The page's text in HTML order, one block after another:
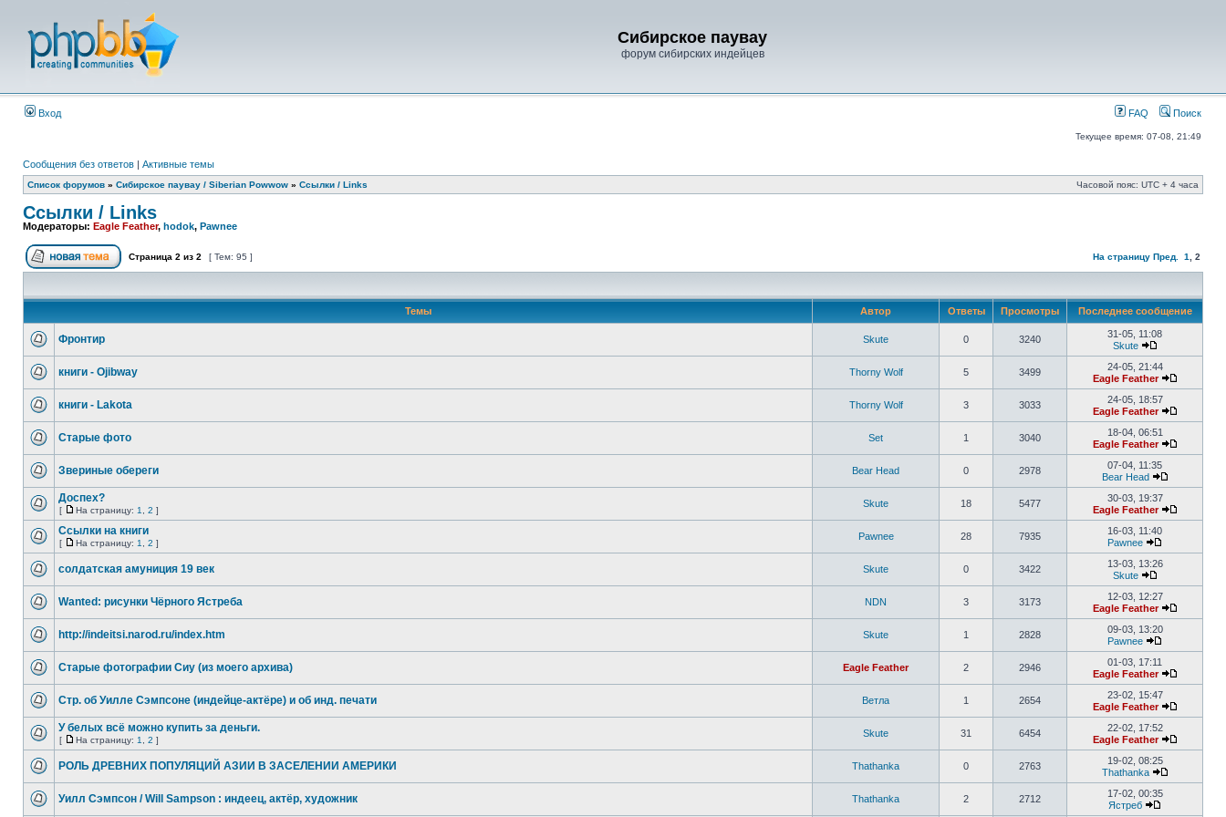
Сибирское паувау
форум сибирских индейцев
Вход FAQ Поиск
Текущее время: 07-08, 21:49
Сообщения без ответов | Активные темы
Список форумов » Сибирское паувау / Siberian Powwow » Ссылки / Links Часовой пояс: UTC + 4 часа
Ссылки / Links
Модераторы: Eagle Feather, hodok, Pawnee
Страница 2 из 2 [ Тем: 95 ] На страницу Пред. 1 2
Темы Автор Ответы Просмотры Последнее сообщение
Фронтир Skute 0 3240
31-05, 11:08
Skute
книги - Ojibway Thorny Wolf 5 3499
24-05, 21:44
Eagle Feather
книги - Lakota Thorny Wolf 3 3033
24-05, 18:57
Eagle Feather
Старые фото Set 1 3040
18-04, 06:51
Eagle Feather
Звериные обереги Bear Head 0 2978
07-04, 11:35
Bear Head
Доспех?
[ На страницу: 1 2 ]
Skute 18 5477
30-03, 19:37
Eagle Feather
Ссылки на книги
[ На страницу: 1 2 ]
Pawnee 28 7935
16-03, 11:40
Pawnee
солдатская амуниция 19 век Skute 0 3422
13-03, 13:26
Skute
Wanted: рисунки Чёрного Ястреба NDN 3 3173
12-03, 12:27
Eagle Feather
http://indeitsi.narod.ru/index.htm Skute 1 2828
09-03, 13:20
Pawnee
Старые фотографии Сиу (из моего архива) Eagle Feather 2 2946
01-03, 17:11
Eagle Feather
Стр. об Уилле Сэмпсоне (индейце-актёре) и об инд. печати Ветла 1 2654
23-02, 15:47
Eagle Feather
У белых всё можно купить за деньги.
[ На страницу: 1 2 ]
Skute 31 6454
22-02, 17:52
Eagle Feather
РОЛЬ ДРЕВНИХ ПОПУЛЯЦИЙ АЗИИ В ЗАСЕЛЕНИИ АМЕРИКИ Thathanka 0 2763
19-02, 08:25
Thathanka
Уилл Сэмпсон / Will Sampson : индеец, актёр, художник Thathanka 2 2712
17-02, 00:35
Ястреб